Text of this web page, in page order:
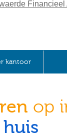
kantoor
op